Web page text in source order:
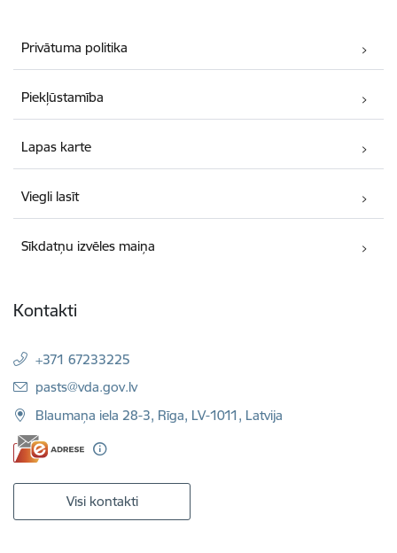
Privātuma politika
Piekļūstamība
Lapas karte
Viegli lasīt
Sīkdatņu izvēles maiņa
Kontakti
+371 67233225
E-pasts:
pasts@vda.gov.lv
Blaumaņa iela 28-3, Rīga, LV-1011, Latvija
Visi kontakti